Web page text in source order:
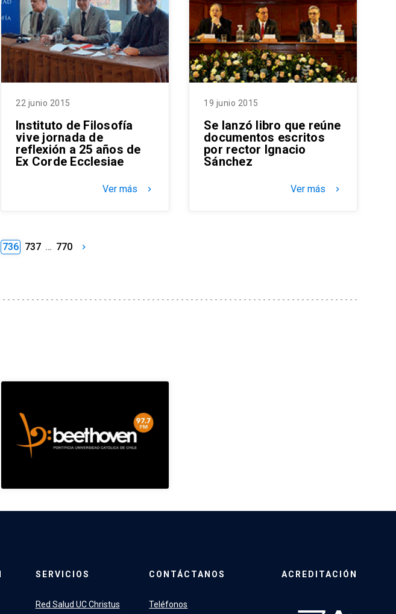
22 junio 2015
Instituto de Filosofía
vive jornada de
reflexión a 25 años de
Ex Corde Ecclesiae
Ver más keyboard_arrow_right
19 junio 2015
Se lanzó libro que reúne
documentos escritos
por rector Ignacio
Sánchez
Ver más keyboard_arrow_right
736 737 … 770 keyboard_arrow_right
SERVICIOS
Red Salud UC Christus
CONTÁCTANOS
Teléfonos
ACREDITACIÓN